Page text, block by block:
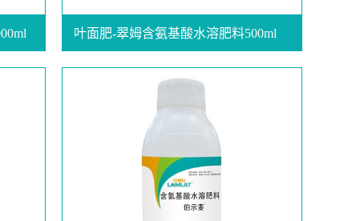
叶面肥-翠姆含氨基酸水溶肥料500ml